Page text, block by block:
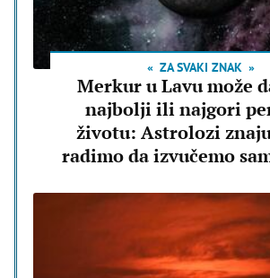
ZA SVAKI ZNAK
Merkur u Lavu može
najbolji ili najgori
životu: Astrolozi
radimo da izvučemo